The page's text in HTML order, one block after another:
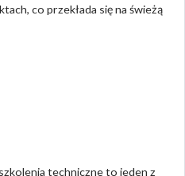
co przekłada się na świeżą
techniczne to jeden z